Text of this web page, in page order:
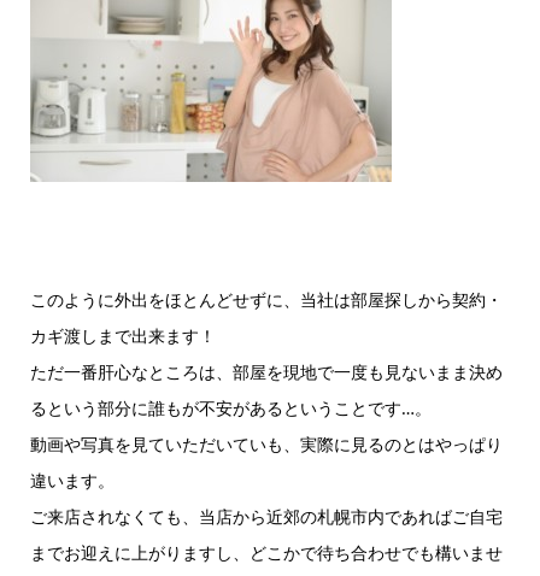
このように外出をほとんどせずに、当社は部屋探しから契約・
カギ渡しまで出来ます！
ただ一番肝心なところは、部屋を現地で一度も見ないまま決め
るという部分に誰もが不安があるということです…。
動画や写真を見ていただいていも、実際に見るのとはやっぱり
違います。
ご来店されなくても、当店から近郊の札幌市内であればご自宅
までお迎えに上がりますし、どこかで待ち合わせでも構いませ